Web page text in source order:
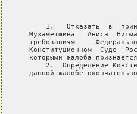
1.   Отказать  в
Мухаметшина   Аниса
требованиям
Конституционном  Суде
которыми жалоба
2.  Определение
данной жалобе